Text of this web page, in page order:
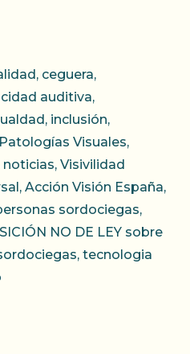
, ceguera,
auditiva,
, inclusión,
Patologías Visuales,
, Visivilidad
, Acción Visión España,
sordociegas,
NO DE LEY sobre
, tecnologia